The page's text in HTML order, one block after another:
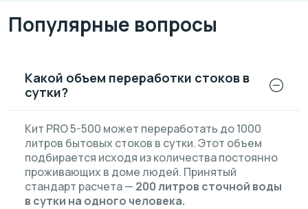
Популярные вопросы
Какой объем переработки стоков в
сутки?
Кит PRO 5-500 может переработать до 1000
литров бытовых стоков в сутки. Этот объем
подбирается исходя из количества постоянно
проживающих в доме людей. Принятый
стандарт расчета — 200 литров сточной воды
в сутки на одного человека.